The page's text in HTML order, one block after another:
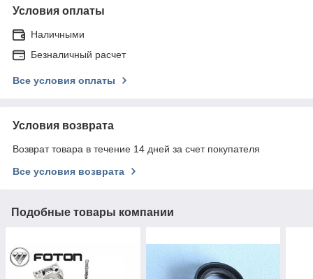
Условия оплаты
Наличными
Безналичный расчет
Все условия оплаты
Условия возврата
Возврат товара в течение 14 дней за счет покупателя
Все условия возврата
Подобные товары компании